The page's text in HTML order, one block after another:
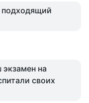
на
своих